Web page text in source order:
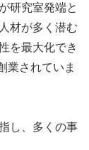
研究室発端と
材が多く潜む
を最大化でき
業されていま
し、多くの事